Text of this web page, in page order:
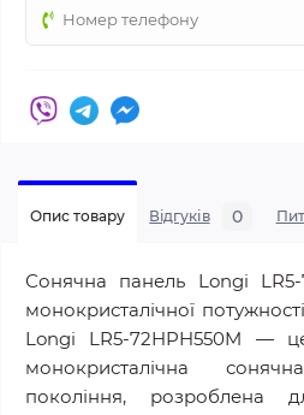
Опис товару Відгуків 0
Сонячна панель Longi
монокристалічної
Longi LR5-72HPH550M —
монокристалічна
покоління, розроблена